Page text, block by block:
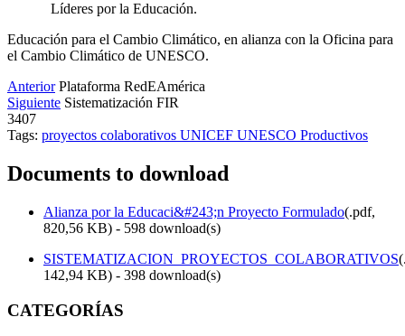
Líderes por la Educación.
Educación para el Cambio Climático, en alianza con la Oficina para
el Cambio Climático de UNESCO.
Anterior Plataforma RedEAmérica
Siguiente Sistematización FIR
3407
Tags: proyectos colaborativos UNICEF UNESCO Productivos
Documents to download
Alianza por la Educaci&#243;n Proyecto Formulado(.pdf,
820,56 KB) - 598 download(s)
SISTEMATIZACION_PROYECTOS_COLABORATIVOS(
142,94 KB) - 398 download(s)
CATEGORÍAS